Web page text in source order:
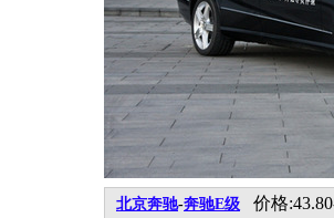
北京奔驰-奔驰E级 价格